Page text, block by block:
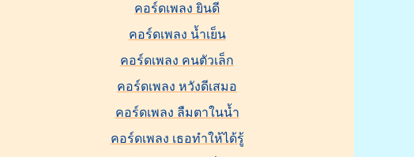
คอร์ดเพลง ยินดี
คอร์ดเพลง น้ำเย็น
คอร์ดเพลง คนตัวเล็ก
คอร์ดเพลง หวังดีเสมอ
คอร์ดเพลง ลืมตาในน้ำ
คอร์ดเพลง เธอทำให้ได้รู้